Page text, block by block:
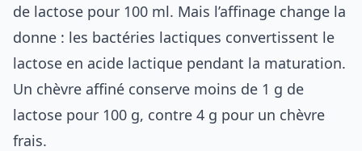
de lactose pour 100 ml. Mais l’affinage change la
donne : les bactéries lactiques convertissent le
lactose en acide lactique pendant la maturation.
Un chèvre affiné conserve moins de 1 g de
lactose pour 100 g, contre 4 g pour un chèvre
frais.